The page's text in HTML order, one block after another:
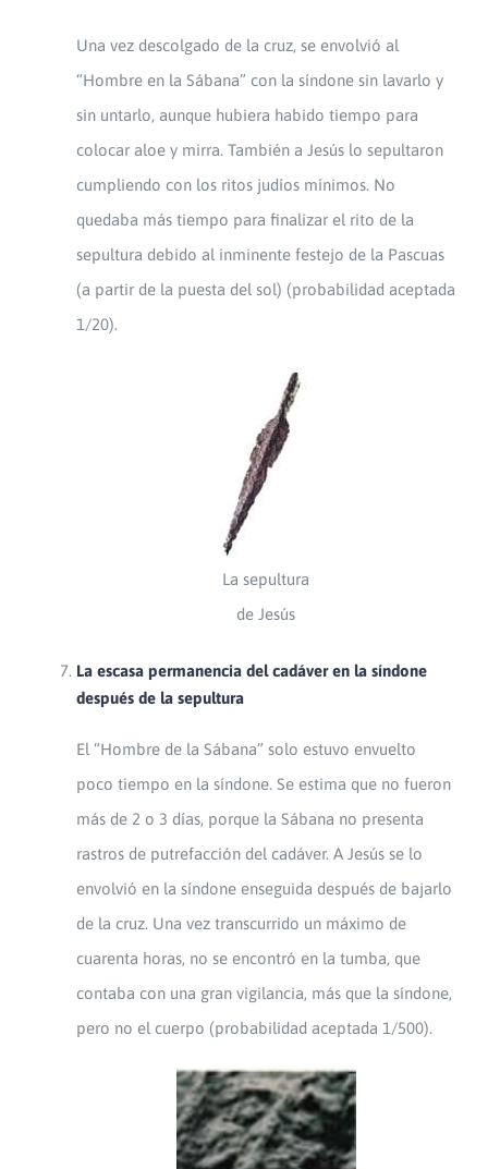
Una vez descolgado de la cruz, se envolvió al
“Hombre en la Sábana” con la síndone sin lavarlo y
sin untarlo, aunque hubiera habido tiempo para
colocar aloe y mirra. También a Jesús lo sepultaron
cumpliendo con los ritos judíos mínimos. No
quedaba más tiempo para finalizar el rito de la
sepultura debido al inminente festejo de la Pascuas
(a partir de la puesta del sol) (probabilidad aceptada
1/20).
La sepultura
de Jesús
La escasa permanencia del cadáver en la síndone
después de la sepultura
El “Hombre de la Sábana” solo estuvo envuelto
poco tiempo en la síndone. Se estima que no fueron
más de 2 o 3 días, porque la Sábana no presenta
rastros de putrefacción del cadáver. A Jesús se lo
envolvió en la síndone enseguida después de bajarlo
de la cruz. Una vez transcurrido un máximo de
cuarenta horas, no se encontró en la tumba, que
contaba con una gran vigilancia, más que la síndone,
pero no el cuerpo (probabilidad aceptada 1/500).